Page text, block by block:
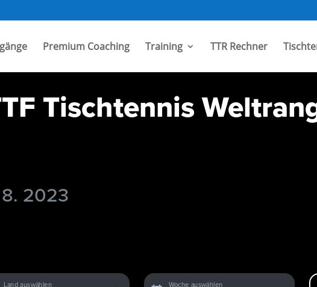
Premium Coaching Training TTR Rechner
Tischtennis
2023
Land auswählen Woche auswählen